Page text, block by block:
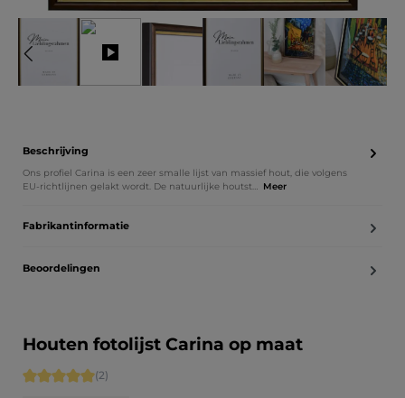
Beschrijving
Ons profiel Carina is een zeer smalle lijst van massief hout, die volgens
EU-richtlijnen gelakt wordt. De natuurlijke houtst… Meer
Fabrikantinformatie
Beoordelingen
Houten fotolijst Carina op maat
Gemiddelde waardering van 5 van 5 sterren
(2)